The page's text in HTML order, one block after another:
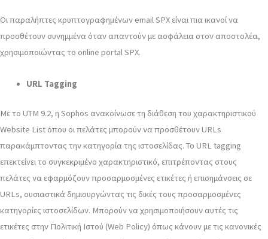
Οι παραλήπτες κρυπτογραφημένων email SPX είναι πια ικανοί να
προσθέτουν συνημμένα όταν απαντούν με ασφάλεια στον αποστολέα,
χρησιμοποιώντας το online portal SPX.
URL Tagging
Με το UTM 9.2, η Sophos ανακοίνωσε τη διάθεση του χαρακτηριστικού
Website List όπου οι πελάτες μπορούν να προσθέτουν URLs
παρακάμπτοντας την κατηγορία της ιστοσελίδας. Το URL tagging
επεκτείνει το συγκεκριμένο χαρακτηριστικό, επιτρέποντας στους
πελάτες να εφαρμόζουν προσαρμοσμένες ετικέτες ή επισημάνσεις σε
URLs, ουσιαστικά δημιουργώντας τις δικές τους προσαρμοσμένες
κατηγορίες ιστοσελίδων. Μπορούν να χρησιμοποιήσουν αυτές τις
ετικέτες στην Πολιτική Ιστού (Web Policy) όπως κάνουν με τις κανονικές